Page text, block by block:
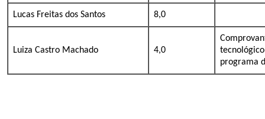
Lucas Freitas dos Santos 8,0
Luiza Castro Machado 4,0
programa